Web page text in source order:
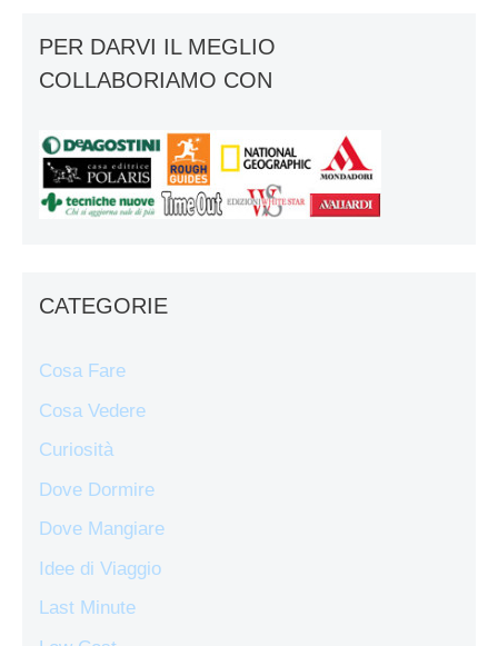
PER DARVI IL MEGLIO
COLLABORIAMO CON
CATEGORIE
Cosa Fare
Cosa Vedere
Curiosità
Dove Dormire
Dove Mangiare
Idee di Viaggio
Last Minute